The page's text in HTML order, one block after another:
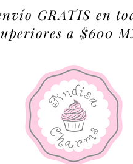
GRATIS en
a $600